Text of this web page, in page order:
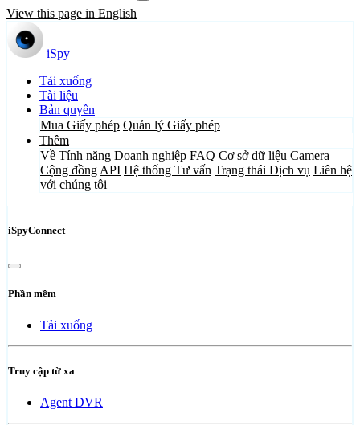
View this page in English
iSpy
Tải xuống
Tài liệu
Bản quyền
Mua Giấy phép Quản lý Giấy phép
Thêm
Về Tính năng Doanh nghiệp FAQ Cơ sở dữ liệu Camera
Cộng đồng API Hệ thống Tư vấn Trạng thái Dịch vụ Liên hệ
với chúng tôi
iSpyConnect
Phần mềm
Tải xuống
Truy cập từ xa
Agent DVR